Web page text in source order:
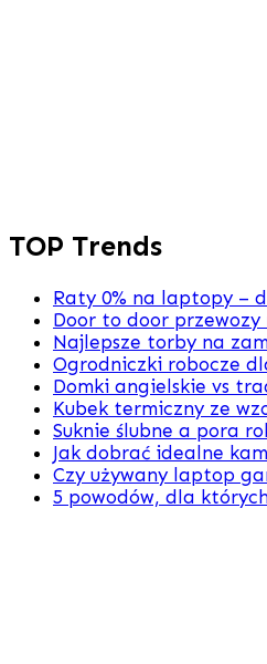
TOP Trends
Raty 0% na laptopy –
Door to door
Najlepsze torby na
Ogrodniczki robocze
Domki angielskie vs
Kubek termiczny ze
Suknie ślubne a pora
Jak dobrać idealne
Czy używany laptop
5 powodów, dla